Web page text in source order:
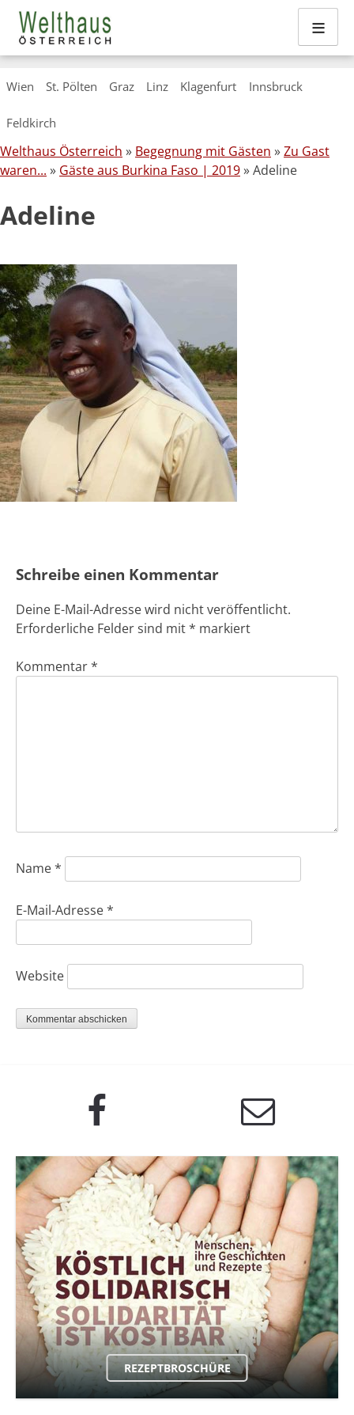
to
content
Wien St. Pölten Graz Linz Klagenfurt Innsbruck
Feldkirch
≡
Welthaus Österreich » Begegnung mit Gästen »Zu Gast
waren... » Gäste aus Burkina Faso | 2019» Adeline
Adeline
Schreibe einen Kommentar
Deine E-Mail-Adresse wird nicht veröffentlicht.
Erforderliche Felder sind mit* markiert
Kommentar*
Name*
E-Mail-Adresse*
Website
REZEPTBROSCHÜRE